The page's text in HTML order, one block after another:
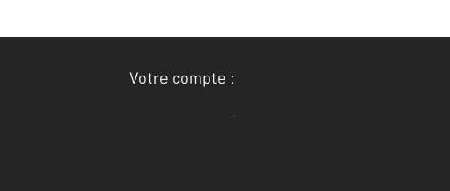
Votre compte :
Accéder à mon compte